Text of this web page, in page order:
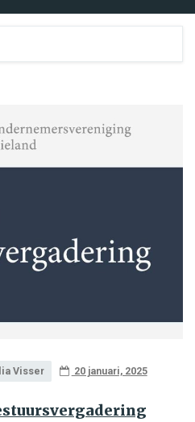
Visser 20 januari, 2025